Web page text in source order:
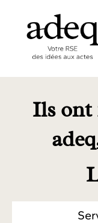
Aller
contenu
Ils ont